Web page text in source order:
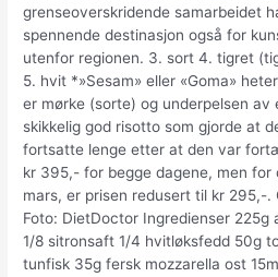
grenseoverskridende samarbeidet
spennende destinasjon også for
utenfor regionen. 3. sort 4. tigret
5. hvit *»Sesam» eller «Goma»
er mørke (sorte) og underpelsen av
skikkelig god risotto som gjorde at
fortsatte lenge etter at den var
kr 395,- for begge dagene, men for
mars, er prisen redusert til kr 295,-.
Foto: DietDoctor Ingredienser 225g
1/8 sitronsaft 1/4 hvitløksfedd 50g
tunfisk 35g fersk mozzarella ost